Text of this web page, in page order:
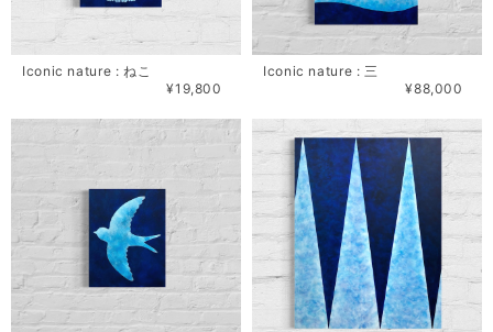
Iconic nature : ねこ
¥19,800
Iconic nature : 三
¥88,000